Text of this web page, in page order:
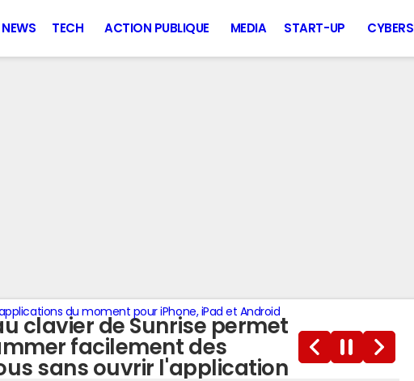
NEWS TECH ACTION PUBLIQUE MEDIA START-UP
clavier de Sunrise permet
facilement des
sans ouvrir l'application
applications du moment pour iPhone, iPad et Android